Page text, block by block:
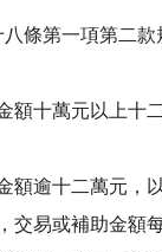
八條第一項第二款
額十萬元以上十
額逾十二萬元，
交易或補助金額